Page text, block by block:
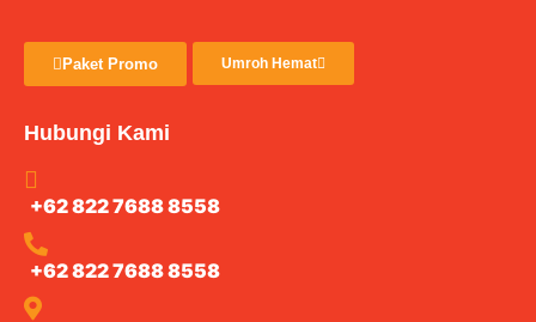
Paket Promo Umroh Hemat
Hubungi Kami
+62 822 7688 8558
+62 822 7688 8558